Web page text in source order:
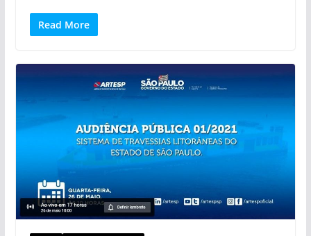
Read More